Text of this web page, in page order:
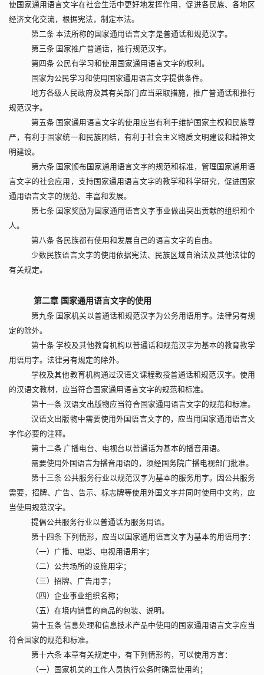
使国家通用语言文字在社会生活中更好地发挥作用，促进各民族、各地区
经济文化交流，根据宪法，制定本法。
第二条 本法所称的国家通用语言文字是普通话和规范汉字。
第三条 国家推广普通话，推行规范汉字。
第四条 公民有学习和使用国家通用语言文字的权利。
国家为公民学习和使用国家通用语言文字提供条件。
地方各级人民政府及其有关部门应当采取措施，推广普通话和推行
规范汉字。
第五条 国家通用语言文字的使用应当有利于维护国家主权和民族尊
严，有利于国家统一和民族团结，有利于社会主义物质文明建设和精神文
明建设。
第六条 国家颁布国家通用语言文字的规范和标准，管理国家通用语
言文字的社会应用，支持国家通用语言文字的教学和科学研究，促进国家
通用语言文字的规范、丰富和发展。
第七条 国家奖励为国家通用语言文字事业做出突出贡献的组织和个
人。
第八条 各民族都有使用和发展自己的语言文字的自由。
少数民族语言文字的使用依据宪法、民族区域自治法及其他法律的
有关规定。
第二章 国家通用语言文字的使用
第九条 国家机关以普通话和规范汉字为公务用语用字。法律另有规
定的除外。
第十条 学校及其他教育机构以普通话和规范汉字为基本的教育教学
用语用字。法律另有规定的除外。
学校及其他教育机构通过汉语文课程教授普通话和规范汉字。使用
的汉语文教材，应当符合国家通用语言文字的规范和标准。
第十一条 汉语文出版物应当符合国家通用语言文字的规范和标准。
汉语文出版物中需要使用外国语言文字的，应当用国家通用语言文
字作必要的注释。
第十二条 广播电台、电视台以普通话为基本的播音用语。
需要使用外国语言为播音用语的，须经国务院广播电视部门批准。
第十三条 公共服务行业以规范汉字为基本的服务用字。因公共服务
需要，招牌、广告、告示、标志牌等使用外国文字并同时使用中文的，应
当使用规范汉字。
提倡公共服务行业以普通话为服务用语。
第十四条 下列情形，应当以国家通用语言文字为基本的用语用字：
（一）广播、电影、电视用语用字；
（二）公共场所的设施用字；
（三）招牌、广告用字；
（四）企业事业组织名称；
（五）在境内销售的商品的包装、说明。
第十五条 信息处理和信息技术产品中使用的国家通用语言文字应当
符合国家的规范和标准。
第十六条 本章有关规定中，有下列情形的，可以使用方言：
（一）国家机关的工作人员执行公务时确需使用的；